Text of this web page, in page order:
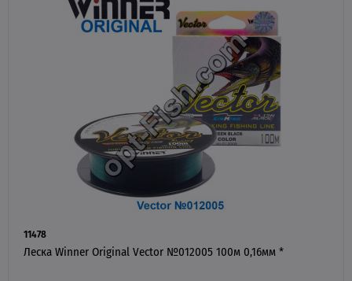
11478
Леска Winner Original Vector №012005 100м 0,16мм *